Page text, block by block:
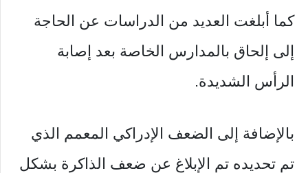
كما أبلغت العديد من الدراسات عن الحاجة
إلى إلحاق بالمدارس الخاصة بعد إصابة
الرأس الشديدة.
بالإضافة إلى الضعف الإدراكي المعمم الذي
تم تحديده تم الإبلاغ عن ضعف الذاكرة بشكل